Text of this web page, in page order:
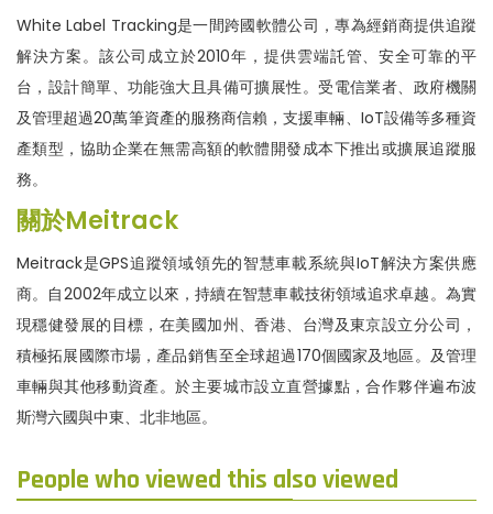
White Label Tracking是一間跨國軟體公司，專為經銷商提供追蹤
解決方案。該公司成立於2010年，提供雲端託管、安全可靠的平
台，設計簡單、功能強大且具備可擴展性。受電信業者、政府機關
及管理超過20萬筆資產的服務商信賴，支援車輛、IoT設備等多種資
產類型，協助企業在無需高額的軟體開發成本下推出或擴展追蹤服
務。
關於Meitrack
Meitrack是GPS追蹤領域領先的智慧車載系統與IoT解決方案供應
商。自2002年成立以來，持續在智慧車載技術領域追求卓越。為實
現穩健發展的目標，在美國加州、香港、台灣及東京設立分公司，
積極拓展國際市場，產品銷售至全球超過170個國家及地區。及管理
車輛與其他移動資產。於主要城市設立直營據點，合作夥伴遍布波
斯灣六國與中東、北非地區。
People who viewed this also viewed